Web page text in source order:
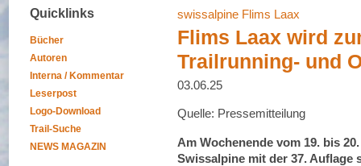
Quicklinks
Bücher
Autoren
Interna / Kommentar
Leserpost
Logo-Download
Trail-Suche
NEWS MAGAZIN
swissalpine Flims Laax
Flims Laax wird
Trailrunning- und
03.06.25
Quelle: Pressemitteilung
Am Wochenende vom 19. bis
Swissalpine mit der 37. Auflage